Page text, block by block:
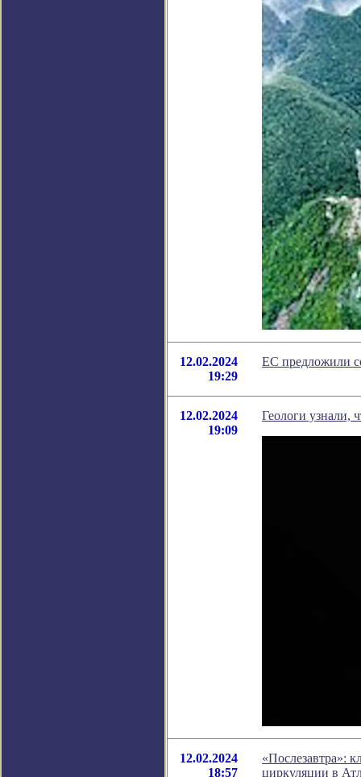
12.02.2024
19:29
ЕС предложили
12.02.2024
19:09
Геологи узнали,
12.02.2024
18:57
«Послезавтра»:
циркуляции в